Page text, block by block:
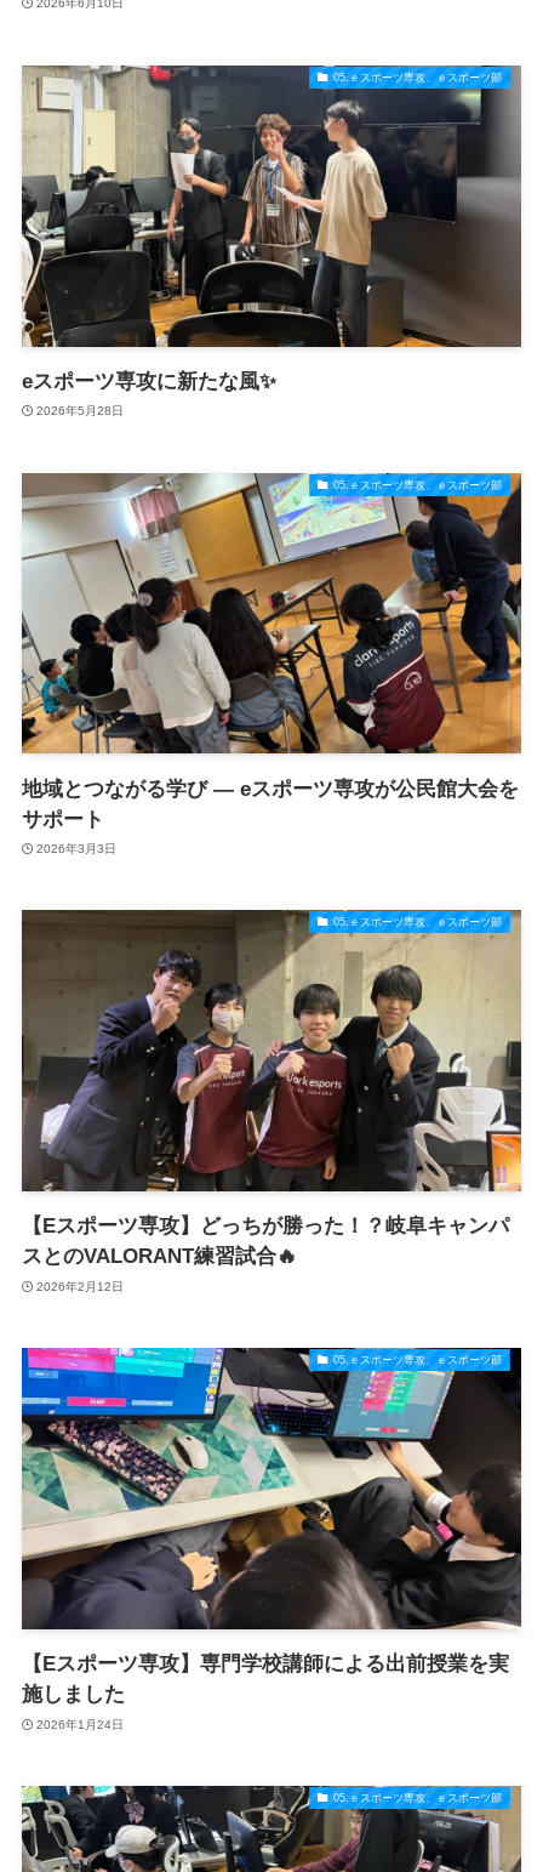
2026年6月10日
05.ｅスポーツ専攻、ｅスポーツ部
eスポーツ専攻に新たな風✨
2026年5月28日
05.ｅスポーツ専攻、ｅスポーツ部
地域とつながる学び ― eスポーツ専攻が公民館大会を
サポート
2026年3月3日
05.ｅスポーツ専攻、ｅスポーツ部
【Eスポーツ専攻】どっちが勝った！？岐阜キャンパ
スとのVALORANT練習試合🔥
2026年2月12日
05.ｅスポーツ専攻、ｅスポーツ部
【Eスポーツ専攻】専門学校講師による出前授業を実
施しました
2026年1月24日
05.ｅスポーツ専攻、ｅスポーツ部